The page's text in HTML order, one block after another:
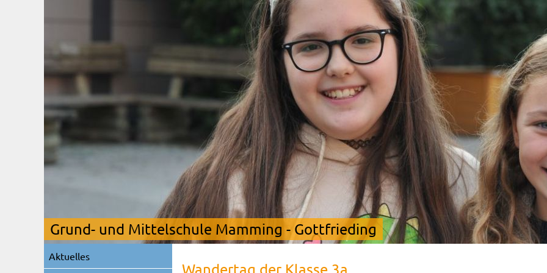
Grund- und Mittelschule Mamming - Gottfrieding
Wandertag der Klasse 3a
Navigation
überspringen
Aktuelles